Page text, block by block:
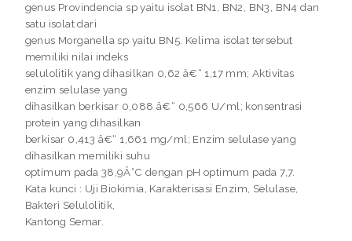
genus Provindencia sp yaitu isolat BN1, BN2, BN3, BN4 dan
satu isolat dari
genus Morganella sp yaitu BN5. Kelima isolat tersebut
memiliki nilai indeks
selulolitik yang dihasilkan 0,62 â€“ 1,17 mm; Aktivitas
enzim selulase yang
dihasilkan berkisar 0,088 â€“ 0,566 U/ml; konsentrasi
protein yang dihasilkan
berkisar 0,413 â€“ 1,661 mg/ml; Enzim selulase yang
dihasilkan memiliki suhu
optimum pada 38,9Â°C dengan pH optimum pada 7,7.
Kata kunci : Uji Biokimia, Karakterisasi Enzim, Selulase,
Bakteri Selulolitik,
Kantong Semar.